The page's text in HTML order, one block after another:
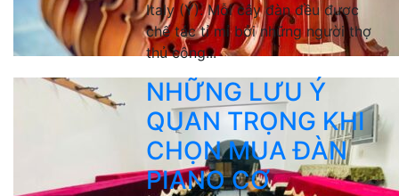
Italy (Ý). Mỗi cây đàn đều được
chế tác tỉ mỉ bởi những người thợ
thủ công...
NHỮNG LƯU Ý
QUAN TRỌNG KHI
CHỌN MUA ĐÀN
PIANO CƠ